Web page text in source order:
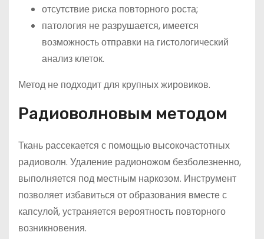
отсутствие риска повторного роста;
патология не разрушается, имеется
возможность отправки на гистологический
анализ клеток.
Метод не подходит для крупных жировиков.
Радиоволновым методом
Ткань рассекается с помощью высокочастотных
радиоволн. Удаление радионожом безболезненно,
выполняется под местным наркозом. Инструмент
позволяет избавиться от образования вместе с
капсулой, устраняется вероятность повторного
возникновения.